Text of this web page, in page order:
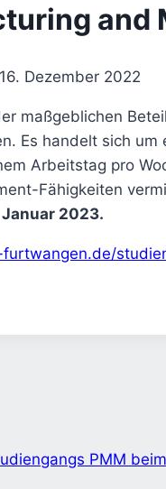
and
16. Dezember 2022
maßgeblichen
Es handelt sich
Arbeitstag pro
Fähigkeiten
Januar 2023.
PMM